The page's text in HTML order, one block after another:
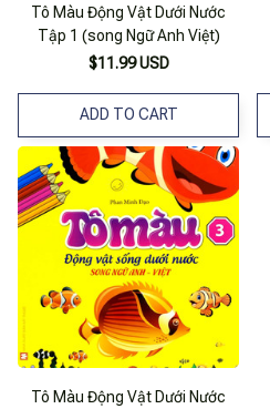
Tô Màu Động Vật Dưới Nước
Tập 1 (song Ngữ Anh Việt)
$11.99 USD
ADD TO CART
Tô Màu Động Vật Dưới Nước